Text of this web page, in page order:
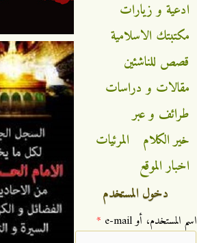
ادعية و زيارات
مكتبتك الاسلامية
قصص للناشئين
مقالات و دراسات
طرائف و عبر
خير الكلام
المرئيات
اخبار الموقع
دخول المستخدم
‏اسم المستخدم، أو e-mail ‏ *